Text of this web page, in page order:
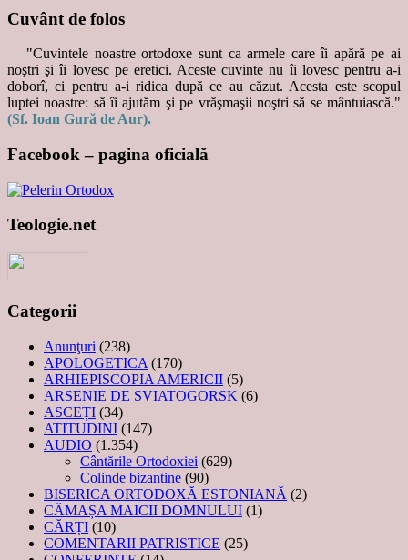
Cuvânt de folos
"Cuvintele noastre ortodoxe sunt ca armele care îi apără pe ai
noştri şi îi lovesc pe eretici. Aceste cuvinte nu îi lovesc pentru a-i
doborî, ci pentru a-i ridica după ce au căzut. Acesta este scopul
luptei noastre: să îi ajutăm şi pe vrăşmaşii noştri să se mântuiască."
(Sf. Ioan Gură de Aur).
Facebook – pagina oficială
Teologie.net
Categorii
Anunţuri (238)
APOLOGETICA (170)
ARHIEPISCOPIA AMERICII (5)
ARSENIE DE SVIATOGORSK (6)
ASCEȚI (34)
ATITUDINI (147)
AUDIO (1.354)
Cântările Ortodoxiei (629)
Colinde bizantine (90)
BISERICA ORTODOXĂ ESTONIANĂ (2)
CĂMAȘA MAICII DOMNULUI (1)
CĂRȚI (10)
COMENTARII PATRISTICE (25)